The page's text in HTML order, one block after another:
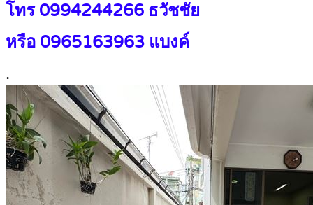
โทร 0994244266 ธวัชชัย
หรือ 0965163963 แบงค์
.